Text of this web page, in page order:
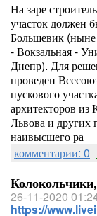
На заре
участок должен
Большевик
- Вокзальная -
Днепр). Для
проведен
пускового
архитекторов
Львова и других
наивысшего ра
комментарии: 0
26-11-2020
https://